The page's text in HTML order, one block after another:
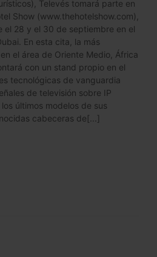
Televés tomará parte en
Show (www.thehotelshow.com),
el 28 y el 30 de septiembre en el
En esta cita, la más
el área de Oriente Medio, África
con un stand propio en el
tecnológicas de vanguardia
de televisión sobre IP
últimos modelos de sus
cabeceras de[...]